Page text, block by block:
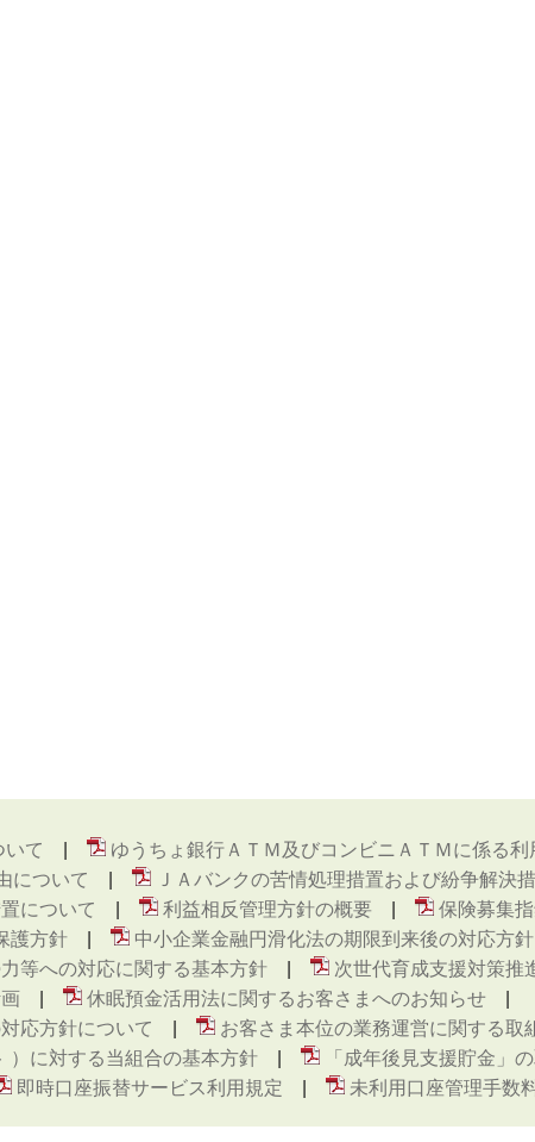
いて
ゆうちょ銀行ＡＴＭ及びコンビニＡＴＭに係る
について
ＪＡバンクの苦情処理措置および紛争解決
について
利益相反管理方針の概要
保険募集
護方針
中小企業金融円滑化法の期限到来後の対応方
等への対応に関する基本方針
次世代育成支援対策推
休眠預金活用法に関するお客さまへのお知らせ
応方針について
お客さま本位の業務運営に関する取
）に対する当組合の基本方針
「成年後見支援貯金」
即時口座振替サービス利用規定 未利用口座管理手数